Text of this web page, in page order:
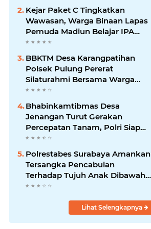
Kejar Paket C Tingkatkan
Wawasan, Warga Binaan Lapas
Pemuda Madiun Belajar IPA
Bersama Mahasiswa UNIPMA
BBKTM Desa Karangpatihan
Polsek Pulung Pererat
Silaturahmi Bersama Warga
Wujudkan Kamtibmas yang
Aman
Bhabinkamtibmas Desa
Jenangan Turut Gerakan
Percepatan Tanam, Polri Siap
Kawal Swasembada Pangan
Kabupaten Ponorogo
Polrestabes Surabaya Amankan
Tersangka Pencabulan
Terhadap Tujuh Anak Dibawah
Umur
Lihat Selengkapnya